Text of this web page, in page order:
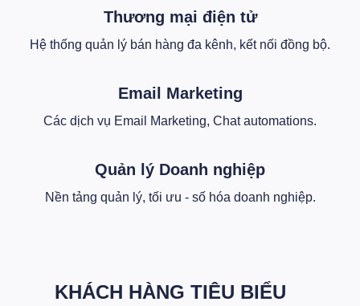
Thương mại điện tử
Hệ thống quản lý bán hàng đa kênh, kết nối đồng bộ.
Email Marketing
Các dịch vụ Email Marketing, Chat automations.
Quản lý Doanh nghiệp
Nền tảng quản lý, tối ưu - số hóa doanh nghiệp.
KHÁCH HÀNG TIÊU BIỂU